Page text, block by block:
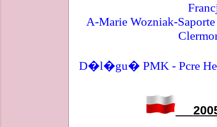
A-Marie Wozniak-
D�l�gu� PMK - Pcre